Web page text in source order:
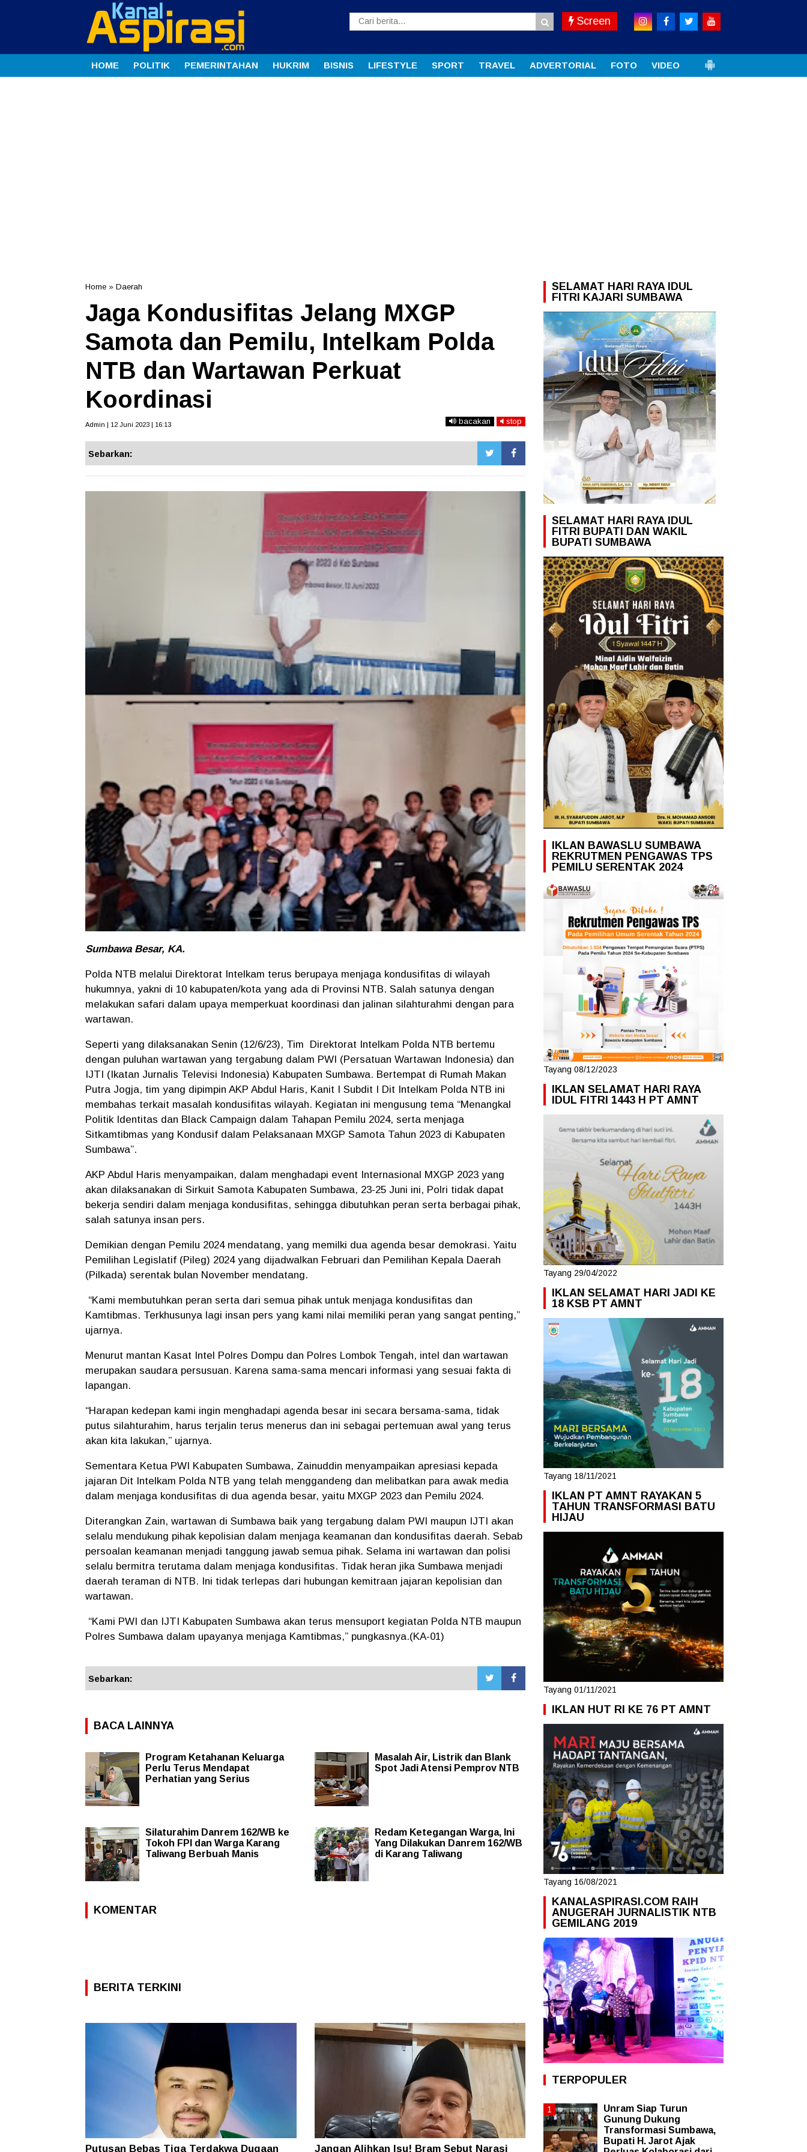
Screen
HOME POLITIK PEMERINTAHAN HUKRIM BISNIS LIFESTYLE SPORT TRAVEL ADVERTORIAL FOTO VIDEO
Home » Daerah
Jaga Kondusifitas Jelang MXGP
Samota dan Pemilu, Intelkam Polda
NTB dan Wartawan Perkuat
Koordinasi
Admin | 12 Juni 2023 | 16:13 bacakan stop
Sebarkan:
Sumbawa Besar, KA.
Polda NTB melalui Direktorat Intelkam terus berupaya menjaga kondusifitas di wilayah
hukumnya, yakni di 10 kabupaten/kota yang ada di Provinsi NTB. Salah satunya dengan
melakukan safari dalam upaya memperkuat koordinasi dan jalinan silahturahmi dengan para
wartawan.
Seperti yang dilaksanakan Senin (12/6/23), Tim Direktorat Intelkam Polda NTB bertemu
dengan puluhan wartawan yang tergabung dalam PWI (Persatuan Wartawan Indonesia) dan
IJTI (Ikatan Jurnalis Televisi Indonesia) Kabupaten Sumbawa. Bertempat di Rumah Makan
Putra Jogja, tim yang dipimpin AKP Abdul Haris, Kanit I Subdit I Dit Intelkam Polda NTB ini
membahas terkait masalah kondusifitas wilayah. Kegiatan ini mengusung tema “Menangkal
Politik Identitas dan Black Campaign dalam Tahapan Pemilu 2024, serta menjaga
Sitkamtibmas yang Kondusif dalam Pelaksanaan MXGP Samota Tahun 2023 di Kabupaten
Sumbawa”.
AKP Abdul Haris menyampaikan, dalam menghadapi event Internasional MXGP 2023 yang
akan dilaksanakan di Sirkuit Samota Kabupaten Sumbawa, 23-25 Juni ini, Polri tidak dapat
bekerja sendiri dalam menjaga kondusifitas, sehingga dibutuhkan peran serta berbagai pihak,
salah satunya insan pers.
Demikian dengan Pemilu 2024 mendatang, yang memilki dua agenda besar demokrasi. Yaitu
Pemilihan Legislatif (Pileg) 2024 yang dijadwalkan Februari dan Pemilihan Kepala Daerah
(Pilkada) serentak bulan November mendatang.
“Kami membutuhkan peran serta dari semua pihak untuk menjaga kondusifitas dan
Kamtibmas. Terkhusunya lagi insan pers yang kami nilai memiliki peran yang sangat penting,”
ujarnya.
Menurut mantan Kasat Intel Polres Dompu dan Polres Lombok Tengah, intel dan wartawan
merupakan saudara persusuan. Karena sama-sama mencari informasi yang sesuai fakta di
lapangan.
“Harapan kedepan kami ingin menghadapi agenda besar ini secara bersama-sama, tidak
putus silahturahim, harus terjalin terus menerus dan ini sebagai pertemuan awal yang terus
akan kita lakukan,” ujarnya.
Sementara Ketua PWI Kabupaten Sumbawa, Zainuddin menyampaikan apresiasi kepada
jajaran Dit Intelkam Polda NTB yang telah menggandeng dan melibatkan para awak media
dalam menjaga kondusifitas di dua agenda besar, yaitu MXGP 2023 dan Pemilu 2024.
Diterangkan Zain, wartawan di Sumbawa baik yang tergabung dalam PWI maupun IJTI akan
selalu mendukung pihak kepolisian dalam menjaga keamanan dan kondusifitas daerah. Sebab
persoalan keamanan menjadi tanggung jawab semua pihak. Selama ini wartawan dan polisi
selalu bermitra terutama dalam menjaga kondusifitas. Tidak heran jika Sumbawa menjadi
daerah teraman di NTB. Ini tidak terlepas dari hubungan kemitraan jajaran kepolisian dan
wartawan.
“Kami PWI dan IJTI Kabupaten Sumbawa akan terus mensuport kegiatan Polda NTB maupun
Polres Sumbawa dalam upayanya menjaga Kamtibmas,” pungkasnya.(KA-01)
Sebarkan:
BACA LAINNYA
Program Ketahanan Keluarga
Perlu Terus Mendapat
Perhatian yang Serius
Masalah Air, Listrik dan Blank
Spot Jadi Atensi Pemprov NTB
Silaturahim Danrem 162/WB ke
Tokoh FPI dan Warga Karang
Taliwang Berbuah Manis
Redam Ketegangan Warga, Ini
Yang Dilakukan Danrem 162/WB
di Karang Taliwang
KOMENTAR
BERITA TERKINI
Putusan Bebas Tiga Terdakwa Dugaan Jangan Alihkan Isu! Bram Sebut Narasi
SELAMAT HARI RAYA IDUL
FITRI KAJARI SUMBAWA
SELAMAT HARI RAYA IDUL
FITRI BUPATI DAN WAKIL
BUPATI SUMBAWA
IKLAN BAWASLU SUMBAWA
REKRUTMEN PENGAWAS TPS
PEMILU SERENTAK 2024
Tayang 08/12/2023
IKLAN SELAMAT HARI RAYA
IDUL FITRI 1443 H PT AMNT
Tayang 29/04/2022
IKLAN SELAMAT HARI JADI KE
18 KSB PT AMNT
Tayang 18/11/2021
IKLAN PT AMNT RAYAKAN 5
TAHUN TRANSFORMASI BATU
HIJAU
Tayang 01/11/2021
IKLAN HUT RI KE 76 PT AMNT
Tayang 16/08/2021
KANALASPIRASI.COM RAIH
ANUGERAH JURNALISTIK NTB
GEMILANG 2019
TERPOPULER
Unram Siap Turun
Gunung Dukung
Transformasi Sumbawa,
Bupati H. Jarot Ajak